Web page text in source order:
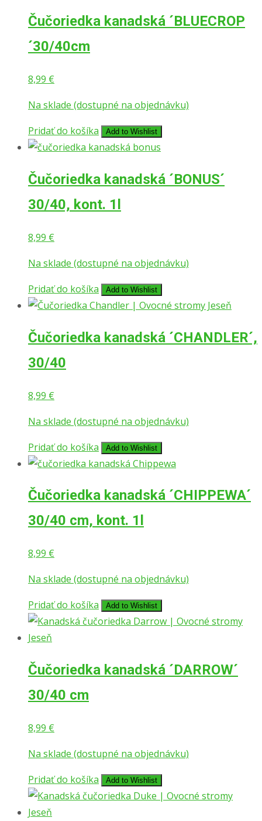
Čučoriedka kanadská ´BLUECROP
´30/40cm
8,99 €
Na sklade (dostupné na objednávku)
Pridať do košíka
Add to Wishlist
Čučoriedka kanadská ´BONUS´
30/40, kont. 1l
8,99 €
Na sklade (dostupné na objednávku)
Pridať do košíka
Add to Wishlist
Čučoriedka kanadská ´CHANDLER´,
30/40
8,99 €
Na sklade (dostupné na objednávku)
Pridať do košíka
Add to Wishlist
Čučoriedka kanadská ´CHIPPEWA´
30/40 cm, kont. 1l
8,99 €
Na sklade (dostupné na objednávku)
Pridať do košíka
Add to Wishlist
Čučoriedka kanadská ´DARROW´
30/40 cm
8,99 €
Na sklade (dostupné na objednávku)
Pridať do košíka
Add to Wishlist